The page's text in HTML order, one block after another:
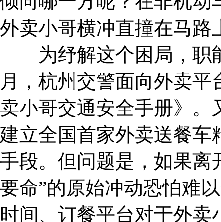
外卖小哥横冲直撞在马路
为纾解这个困局，职
月，杭州交警面向外卖
卖小哥交通安全手册》。
建立全国首家外卖送餐车
手段。但问题是，如果离
要命”的原始冲动恐怕难
时间、订餐平台对于外卖